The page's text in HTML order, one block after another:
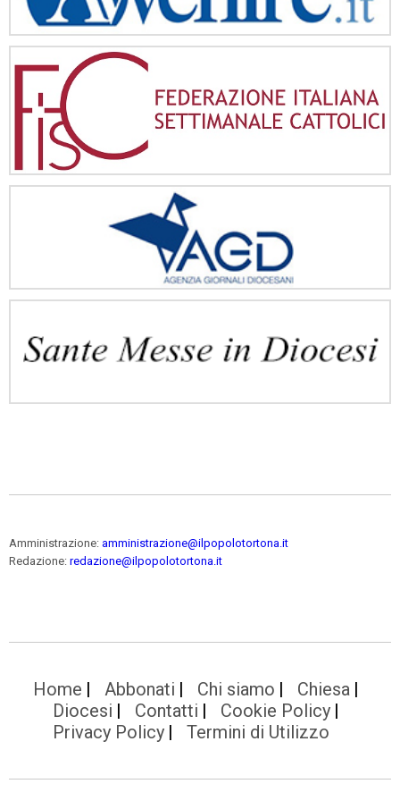
Amministrazione: amministrazione@ilpopolotortona.it
Redazione: redazione@ilpopolotortona.it
Home Abbonati Chi siamo
Chiesa
Diocesi
Contatti
Cookie Policy
Privacy Policy
Termini di Utilizzo